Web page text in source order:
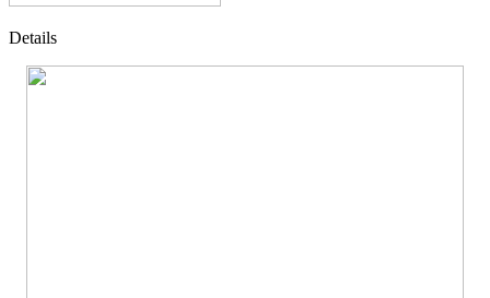
Details